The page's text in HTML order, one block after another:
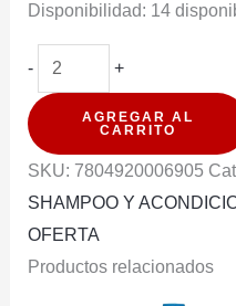
Disponibilidad: 14
-
SHAMPOO
BALLERINA
LARGO
INCREIBLE
+
AGREGAR AL
CARRITO
SKU: 7804920006905
SHAMPOO Y
OFERTA
Productos relacionados